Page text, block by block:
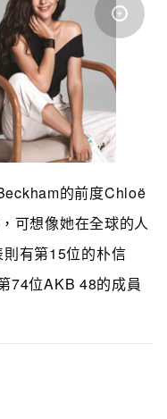
的前度Chloë
可想像她在全球的人
則有第15位的朴信
74位AKB 48的成員